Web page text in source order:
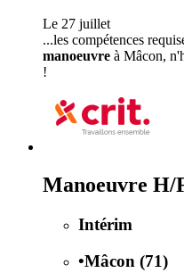
Le 27 juillet
...les compétences
manoeuvre à Mâcon,
!
Manoeuvre H/
Intérim
•Mâcon (71)